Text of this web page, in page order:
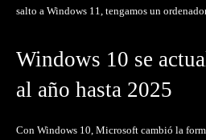
salto a Windows 11, tengamos un
Windows 10 se
al año hasta 2025
Con Windows 10, Microsoft cambió la